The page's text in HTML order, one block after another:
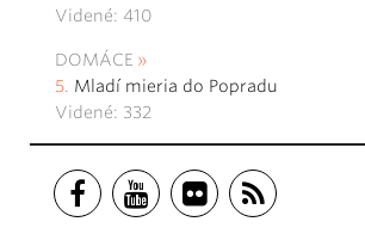
Videné: 410
DOMÁCE
Mladí mieria do Popradu
Videné: 332